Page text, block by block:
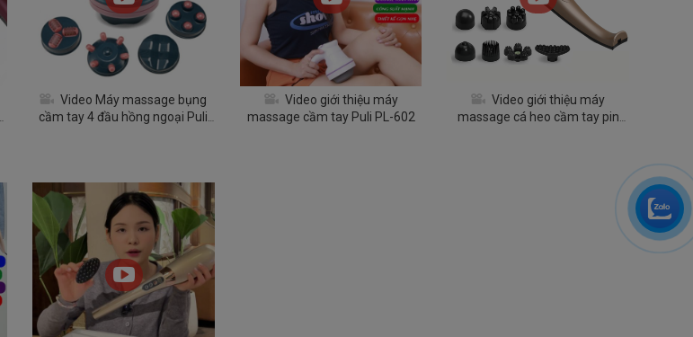
Video Máy massage bụng
cầm tay 4 đầu hồng ngoại Puli
Video giới thiệu máy
massage cầm tay Puli PL-602
Video giới thiệu máy
massage cá heo cầm tay pin